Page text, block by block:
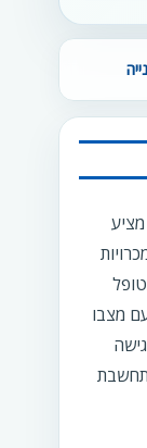
מציע
מצבו
אשר מתחשבת